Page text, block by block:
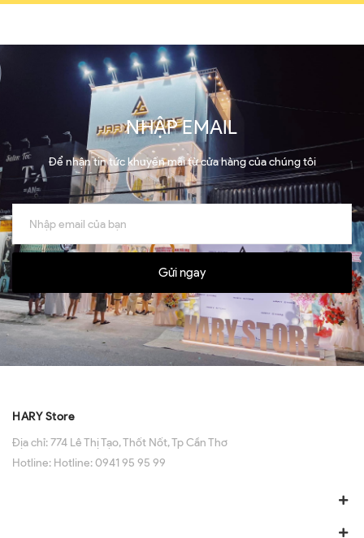
NHẬP EMAIL
Để nhận tin tức khuyến mãi từ cửa hàng của chúng tôi
Gửi ngay
HARY Store
Địa chỉ:774 Lê Thị Tạo, Thốt Nốt, Tp Cần Thơ
Hotline: Hotline: 0941 95 95 99